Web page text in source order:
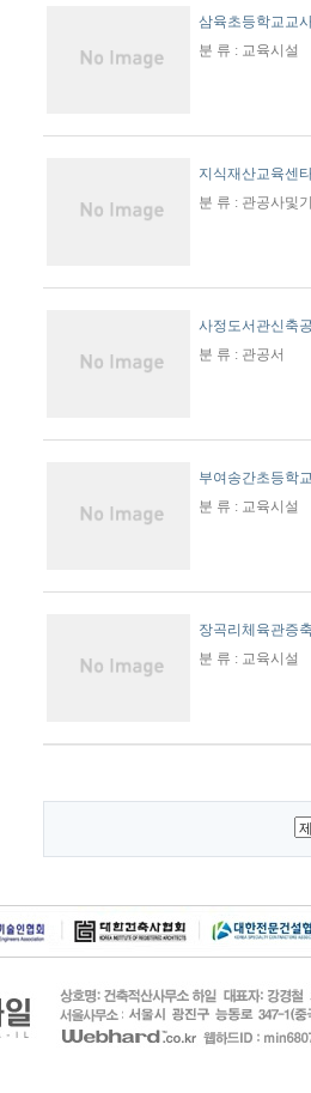
삼육초등학교교
분 류 : 교육시설
지식재산교육센
분 류 : 관공사및
사정도서관신축
분 류 : 관공서
부여송간초등학
분 류 : 교육시설
장곡리체육관증
분 류 : 교육시설